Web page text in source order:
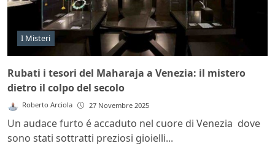
I Misteri
Rubati i tesori del Maharaja a Venezia: il mistero
dietro il colpo del secolo
Roberto Arciola 27 Novembre 2025
Un audace furto é accaduto nel cuore di Venezia dove
sono stati sottratti preziosi gioielli...